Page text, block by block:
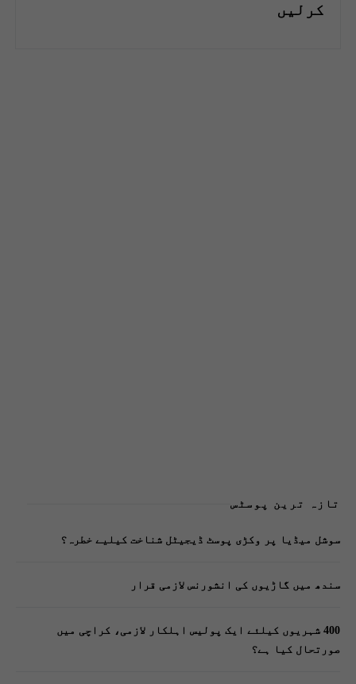
کرلیں
تازہ ترین پوسٹس
سوشل میڈیا پر وکڑی پوسٹ ڈیجیٹل شناخت کیلیے خطرہ؟
سندھ میں گاڑیوں کی انشورنس لازمی قرار
400 شہریوں کیلئے ایک پولیس اہلکار لازمی، کراچی میں
صورتحال کیا ہے؟